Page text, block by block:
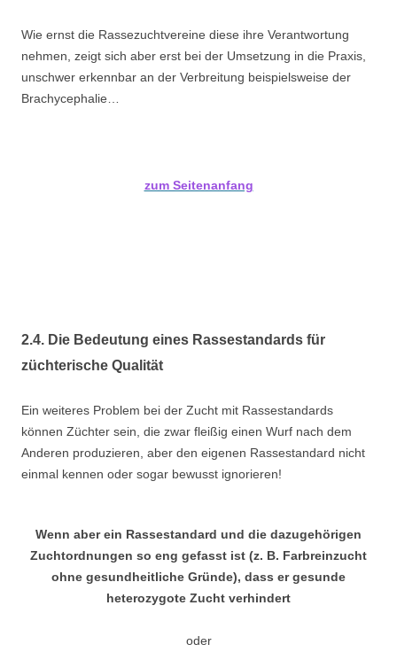
Wie ernst die Rassezuchtvereine diese ihre Verantwortung
nehmen, zeigt sich aber erst bei der Umsetzung in die Praxis,
unschwer erkennbar an der Verbreitung beispielsweise der
Brachycephalie…
zum Seitenanfang
2.4. Die Bedeutung eines Rassestandards für
züchterische Qualität
Ein weiteres Problem bei der Zucht mit Rassestandards
können Züchter sein, die zwar fleißig einen Wurf nach dem
Anderen produzieren, aber den eigenen Rassestandard nicht
einmal kennen oder sogar bewusst ignorieren!
Wenn aber ein Rassestandard und die dazugehörigen
Zuchtordnungen so eng gefasst ist (z. B. Farbreinzucht
ohne gesundheitliche Gründe), dass er gesunde
heterozygote Zucht verhindert
oder